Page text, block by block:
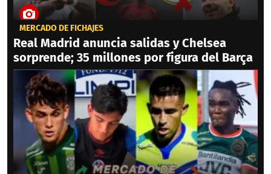
MERCADO DE FICHAJES
Real Madrid anuncia salidas y Chelsea
sorprende; 35 millones por figura del Barça